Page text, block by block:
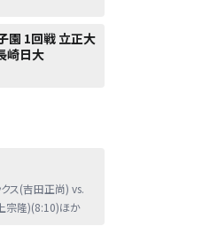
園 1回戦 立正大
崎日大
クス(吉田正尚) vs.
宗隆)(8:10)ほか